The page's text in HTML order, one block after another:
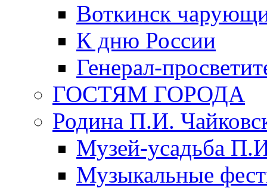
Воткинск
К дню России
Генерал-
ГОСТЯМ ГОРОДА
Родина П.И.
Музей-усадьба
Музыкальные